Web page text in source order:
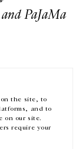
the site, to
and to
on our site.
require your
PaJaMa